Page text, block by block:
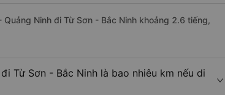
Ninh đi Từ Sơn - Bắc Ninh khoảng 2.6 tiếng,
Từ Sơn - Bắc Ninh là bao nhiêu km nếu di